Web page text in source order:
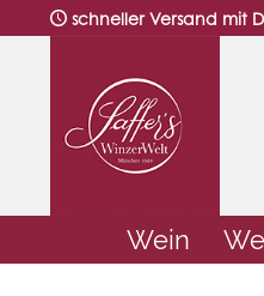
schneller Versand mit
Wein